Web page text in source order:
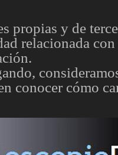
propias y de
relacionada
conocer cómo